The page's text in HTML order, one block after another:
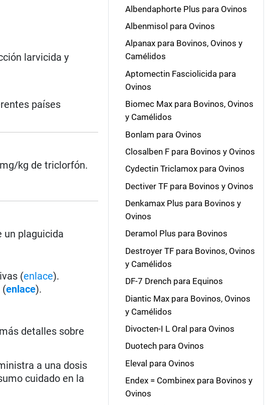
larvicida y
países
kg de triclorfón.
un plaguicida
(enlace).
(enlace).
detalles sobre
a una dosis
cuidado en la
Albendaphorte Plus para Ovinos
Albenmisol para Ovinos
Alpanax para Bovinos, Ovinos y
Camélidos
Aptomectin Fasciolicida para
Ovinos
Biomec Max para Bovinos, Ovinos
y Camélidos
Bonlam para Ovinos
Closalben F para Bovinos y Ovinos
Cydectin Triclamox para Ovinos
Dectiver TF para Bovinos y Ovinos
Denkamax Plus para Bovinos y
Ovinos
Deramol Plus para Bovinos
Destroyer TF para Bovinos, Ovinos
y Camélidos
DF-7 Drench para Equinos
Diantic Max para Bovinos, Ovinos
y Camélidos
Divocten-I L Oral para Ovinos
Duotech para Ovinos
Eleval para Ovinos
Endex = Combinex para Bovinos y
Ovinos